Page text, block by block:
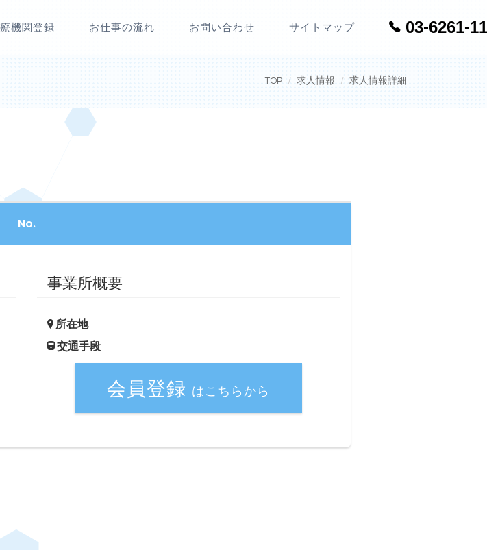
機関登録 お仕事の流れ お問い合わせ サイトマップ 03-6261-
TOP 求人情報 求人情報詳細
No.
事業所概要
所在地
交通手段
会員登録 はこちらから